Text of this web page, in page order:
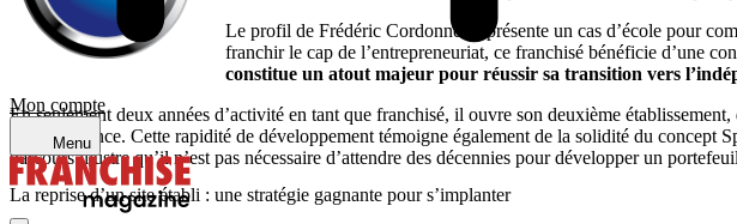
Mon compte
Menu
Le profil de Frédéric Cordonner représente un cas d’école pour
franchir le cap de l’entrepreneuriat, ce franchisé bénéficie d’une
constitue un atout majeur pour réussir sa transition vers
En seulement deux années d’activité en tant que franchisé, il ouvre son deuxième
leur croissance. Cette rapidité de développement témoigne également de la solidité du
parcours illustre qu’il n’est pas nécessaire d’attendre des décennies pour développer un
La reprise d’un site établi : une stratégie gagnante pour s’implanter